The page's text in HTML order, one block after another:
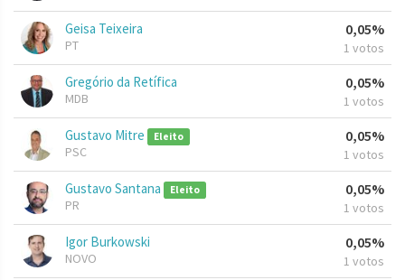
Geisa Teixeira
PT
0,05%
1 votos
Gregório da Retífica
MDB
0,05%
1 votos
Gustavo Mitre Eleito
PSC
0,05%
1 votos
Gustavo Santana Eleito
PR
0,05%
1 votos
Igor Burkowski
NOVO
0,05%
1 votos